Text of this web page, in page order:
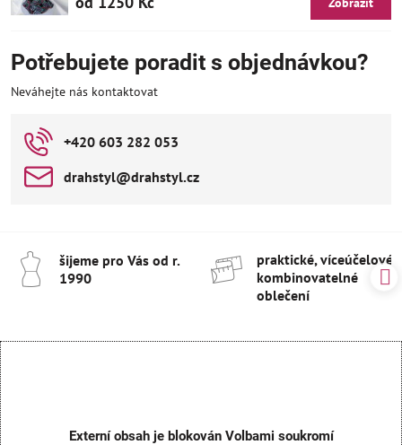
Potřebujete poradit s objednávkou?
Neváhejte nás kontaktovat
+420 603 282 053
drahstyl​@drahstyl​.cz
šijeme pro Vás od r​.
1990
praktické, víceúčelové
kombinovatelné
oblečení
Externí obsah je blokován Volbami soukromí